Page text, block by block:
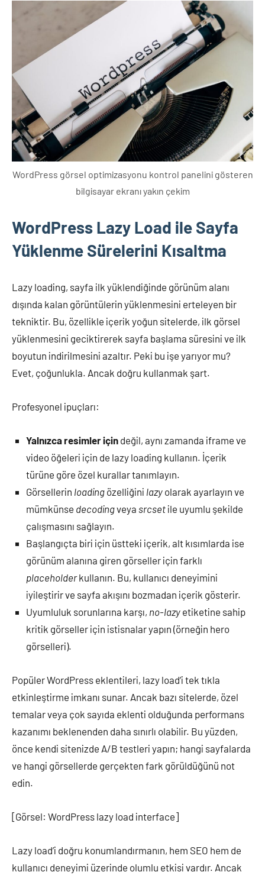
WordPress görsel optimizasyonu kontrol panelini gösteren
bilgisayar ekranı yakın çekim
WordPress Lazy Load ile Sayfa
Yüklenme Sürelerini Kısaltma
Lazy loading, sayfa ilk yüklendiğinde görünüm alanı
dışında kalan görüntülerin yüklenmesini erteleyen bir
tekniktir. Bu, özellikle içerik yoğun sitelerde, ilk görsel
yüklenmesini geciktirerek sayfa başlama süresini ve ilk
boyutun indirilmesini azaltır. Peki bu işe yarıyor mu?
Evet, çoğunlukla. Ancak doğru kullanmak şart.
Profesyonel ipuçları:
Yalnızca resimler için değil, aynı zamanda iframe ve
video öğeleri için de lazy loading kullanın. İçerik
türüne göre özel kurallar tanımlayın.
Görsellerin loading özelliğini lazy olarak ayarlayın ve
mümkünse decodingveya srcset ile uyumlu şekilde
çalışmasını sağlayın.
Başlangıçta biri için üstteki içerik, alt kısımlarda ise
görünüm alanına giren görseller için farklı
placeholderkullanın. Bu, kullanıcı deneyimini
iyileştirir ve sayfa akışını bozmadan içerik gösterir.
Uyumluluk sorunlarına karşı, no-lazy etiketine sahip
kritik görseller için istisnalar yapın (örneğin hero
görselleri).
Popüler WordPress eklentileri, lazy load’i tek tıkla
etkinleştirme imkanı sunar. Ancak bazı sitelerde, özel
temalar veya çok sayıda eklenti olduğunda performans
kazanımı beklenenden daha sınırlı olabilir. Bu yüzden,
önce kendi sitenizde A/B testleri yapın; hangi sayfalarda
ve hangi görsellerde gerçekten fark görüldüğünü not
edin.
[Görsel: WordPress lazy load interface]
Lazy load’i doğru konumlandırmanın, hem SEO hem de
kullanıcı deneyimi üzerinde olumlu etkisi vardır. Ancak